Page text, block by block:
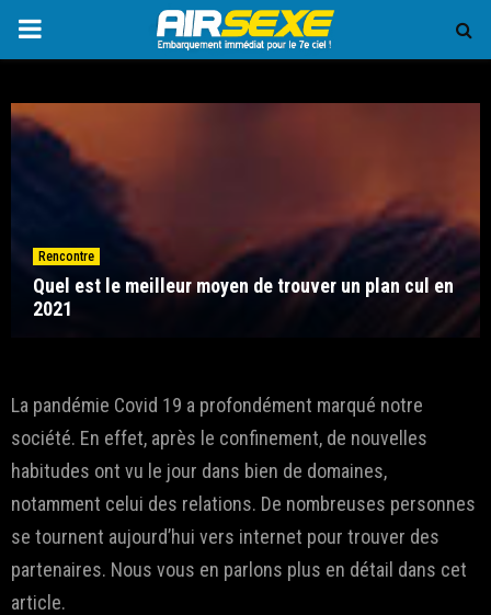
PRIMARY
Rencontre
Quel est le meilleur moyen de trouver un plan cul en
2021
La pandémie Covid 19 a profondément marqué notre
société. En effet, après le confinement, de nouvelles
habitudes ont vu le jour dans bien de domaines,
notamment celui des relations. De nombreuses personnes
se tournent aujourd’hui vers internet pour trouver des
partenaires. Nous vous en parlons plus en détail dans cet
article.